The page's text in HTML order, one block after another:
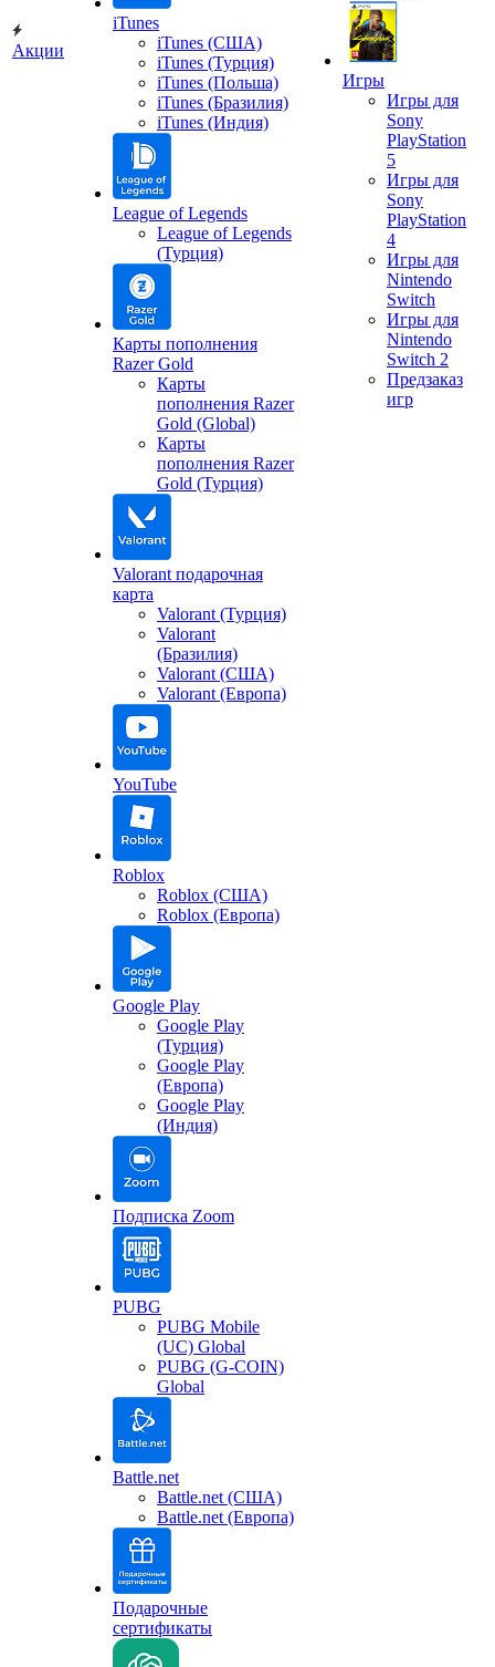
Акции
iTunes
iTunes (США)
iTunes (Турция)
iTunes (Польша)
iTunes (Бразилия)
iTunes (Индия)
League of Legends
League of Legends
(Турция)
Карты пополнения
Razer Gold
Карты
пополнения Razer
Gold (Global)
Карты
пополнения Razer
Gold (Турция)
Valorant подарочная
карта
Valorant (Турция)
Valorant
(Бразилия)
Valorant (США)
Valorant (Европа)
YouTube
Roblox
Roblox (США)
Roblox (Европа)
Google Play
Google Play
(Турция)
Google Play
(Европа)
Google Play
(Индия)
Подписка Zoom
PUBG
PUBG Mobile
(UC) Global
PUBG (G-COIN)
Global
Battle.net
Battle.net (США)
Battle.net (Европа)
Подарочные
сертификаты
Игры
Игры для
Sony
PlayStation
5
Игры для
Sony
PlayStation
4
Игры для
Nintendo
Switch
Игры для
Nintendo
Switch 2
Предзаказ
игр